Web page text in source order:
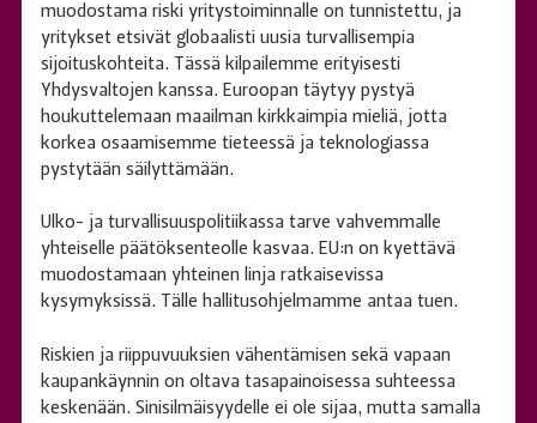
muodostama riski yritystoiminnalle on tunnistettu, ja
yritykset etsivät globaalisti uusia turvallisempia
sijoituskohteita. Tässä kilpailemme erityisesti
Yhdysvaltojen kanssa. Euroopan täytyy pystyä
houkuttelemaan maailman kirkkaimpia mieliä, jotta
korkea osaamisemme tieteessä ja teknologiassa
pystytään säilyttämään.
Ulko- ja turvallisuuspolitiikassa tarve vahvemmalle
yhteiselle päätöksenteolle kasvaa. EU:n on kyettävä
muodostamaan yhteinen linja ratkaisevissa
kysymyksissä. Tälle hallitusohjelmamme antaa tuen.
Riskien ja riippuvuuksien vähentämisen sekä vapaan
kaupankäynnin on oltava tasapainoisessa suhteessa
keskenään. Sinisilmäisyydelle ei ole sijaa, mutta samalla